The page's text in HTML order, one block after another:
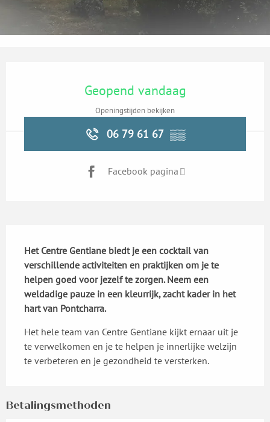
Geopend vandaag
Openingstijden bekijken
06 79 61 67 ▒▒
Facebook pagina
Het Centre Gentiane biedt je een cocktail van
verschillende activiteiten en praktijken om je te
helpen goed voor jezelf te zorgen. Neem een
weldadige pauze in een kleurrijk, zacht kader in het
hart van Pontcharra.
Het hele team van Centre Gentiane kijkt ernaar uit je
te verwelkomen en je te helpen je innerlijke welzijn
te verbeteren en je gezondheid te versterken.
Betalingsmethoden